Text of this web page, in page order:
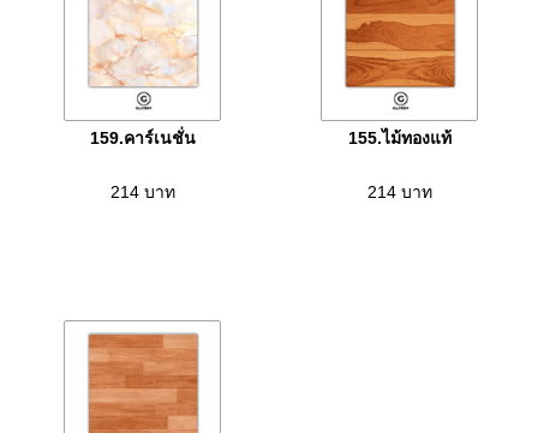
159.คาร์เนชั่น
214 บาท
155.ไม้ทองแท้
214 บาท